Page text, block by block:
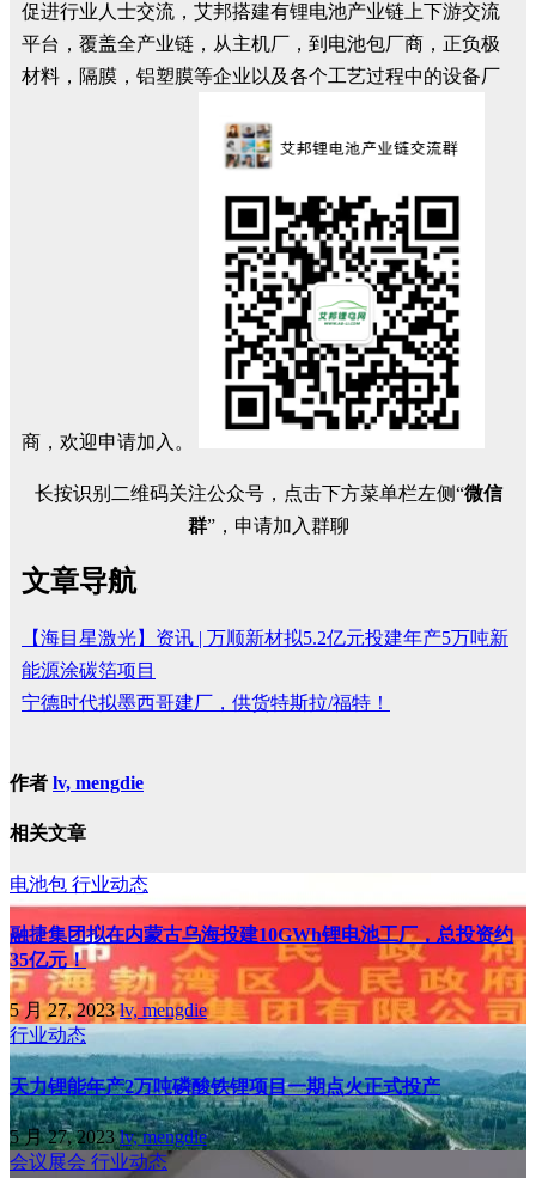
促进行业人士交流，艾邦搭建有锂电池产业链上下游交流
平台，覆盖全产业链，从主机厂，到电池包厂商，正负极
材料，隔膜，铝塑膜等企业以及各个工艺过程中的设备厂
商，欢迎申请加入。
长按识别二维码关注公众号，点击下方菜单栏左侧“微信
群”，申请加入群聊
文章导航
【海目星激光】资讯 | 万顺新材拟5.2亿元投建年产5万吨新
能源涂碳箔项目
宁德时代拟墨西哥建厂，供货特斯拉/福特！
作者 lv, mengdie
相关文章
电池包 行业动态
融捷集团拟在内蒙古乌海投建10GWh锂电池工厂，总投资约
35亿元！
5 月 27, 2023lv, mengdie
行业动态
天力锂能年产2万吨磷酸铁锂项目一期点火正式投产
5 月 27, 2023lv, mengdie
会议展会 行业动态